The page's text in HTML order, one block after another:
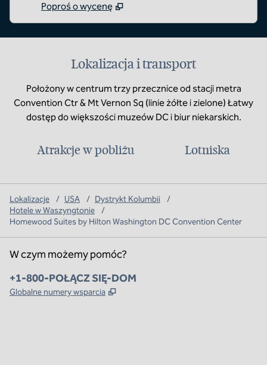
Poproś o wycenę
Lokalizacja i transport
Położony w centrum trzy przecznice od stacji metra
Convention Ctr & Mt Vernon Sq (linie żółte i zielone) Łatwy
dostęp do większości muzeów DC i biur niekarskich.
Atrakcje w pobliżu Lotniska
Lokalizacje / USA / Dystrykt Kolumbii
/
Hotele w Waszyngtonie
/
Homewood Suites by Hilton Washington DC Convention Center
W czym możemy pomóc?
Telefon:
+1-800-POŁĄCZ SIĘ-DOM
Globalne numery wsparcia ,